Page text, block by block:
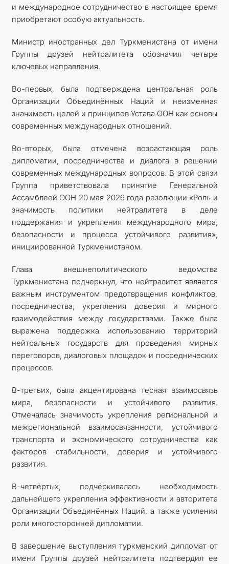
и международное сотрудничество в настоящее время
приобретают особую актуальность.
Министр иностранных дел Туркменистана от имени
Группы друзей нейтралитета обозначил четыре
ключевых направления.
Во-первых, была подтверждена центральная роль
Организации Объединённых Наций и неизменная
значимость целей и принципов Устава ООН как основы
современных международных отношений.
Во-вторых, была отмечена возрастающая роль
дипломатии, посредничества и диалога в решении
современных международных вопросов. В этой связи
Группа приветствовала принятие Генеральной
Ассамблеей ООН 20 мая 2026 года резолюции «Роль и
значимость политики нейтралитета в деле
поддержания и укрепления международного мира,
безопасности и процесса устойчивого развития»,
инициированной Туркменистаном.
Глава внешнеполитического ведомства
Туркменистана подчеркнул, что нейтралитет является
важным инструментом предотвращения конфликтов,
посредничества, укрепления доверия и мирного
взаимодействия между государствами. Также была
выражена поддержка использованию территорий
нейтральных государств для проведения мирных
переговоров, диалоговых площадок и посреднических
процессов.
В-третьих, была акцентирована тесная взаимосвязь
мира, безопасности и устойчивого развития.
Отмечалась значимость укрепления региональной и
межрегиональной взаимосвязанности, устойчивого
транспорта и экономического сотрудничества как
факторов стабильности, доверия и устойчивого
развития.
В-четвёртых, подчёркивалась необходимость
дальнейшего укрепления эффективности и авторитета
Организации Объединённых Наций, а также усиления
роли многосторонней дипломатии.
В завершение выступления туркменский дипломат от
имени Группы друзей нейтралитета подтвердил ее